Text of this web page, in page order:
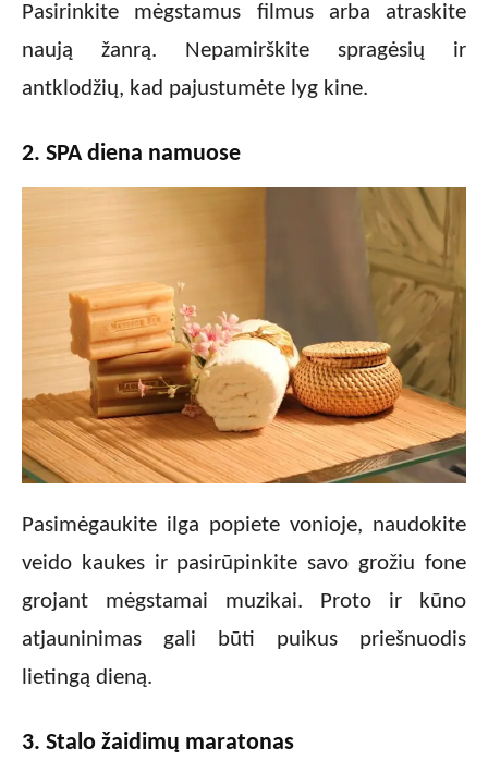
Pasirinkite mėgstamus filmus arba atraskite
naują žanrą. Nepamirškite spragėsių ir
antklodžių, kad pajustumėte lyg kine.
2. SPA diena namuose
Pasimėgaukite ilga popiete vonioje, naudokite
veido kaukes ir pasirūpinkite savo grožiu fone
grojant mėgstamai muzikai. Proto ir kūno
atjauninimas gali būti puikus priešnuodis
lietingą dieną.
3. Stalo žaidimų maratonas